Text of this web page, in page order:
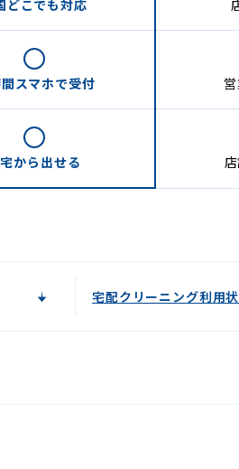
どこでも対応
スマホで受付
から 出せる
宅配クリーニング利用